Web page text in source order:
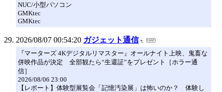
NUC/小型パソコン
GMKtec
GMKtec
2026/08/07 00:54:20 ガジェット通信
『マーターズ 4Kデジタルリマスター』オールナイト上映、鬼畜な
併映作品が決定 全部観たら“生還証”をプレゼント［ホラー通
信］
2026/08/06 23:00
【レポート】体験型展覧会「記憶汚染展」は怖いのか？ 体験し